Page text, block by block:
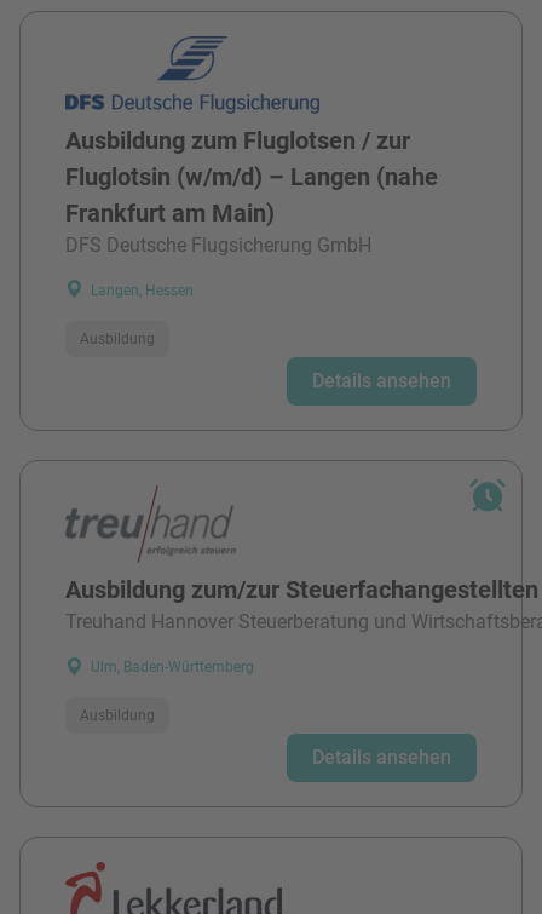
Ausbildung zum Fluglotsen / zur
Fluglotsin (w/m/d) – Langen (nahe
Frankfurt am Main)
DFS Deutsche Flugsicherung GmbH
Langen, Hessen
Ausbildung
Details ansehen
Ausbildung zum/zur
Treuhand Hannover Steuerberatung und
Ulm, Baden-Württemberg
Ausbildung
Details ansehen